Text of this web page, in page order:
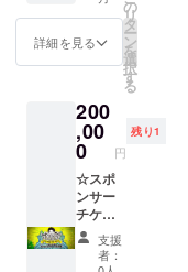
録を3分縮め
を更新、2時
同6月、東南
アジア競技
大会(シンガ
ポール)出
場。2時間42
分39秒(カン
ボジア1位)。
タイプ
20枚入
り）
（“NEK
のサ
ポー
ターの
証、メ
ンバー
ズ名刺
です。
裏面の
制作ス
けした
い！ カ
ンボジ
ど、 祭
の当
日、自
宅で東
南アジ
アの熱
気・熱
風を感
じなが
のすべ
てに参
加でき
ます☆
ome
BBQ
13:00〜
②カン
ボジア
実業家
による
セミ
ナー＆
ワーク
詳細を見る
の
リ
タ
ー
ン
を
選
択
す
る
200
,00
0 円
残り1
☆スポ
ンサー
チケッ
ト☆ ①
一般チ
ケット
支援
者：